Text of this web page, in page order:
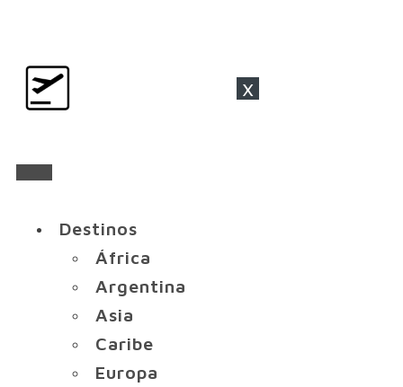
x
Destinos
África
Argentina
Asia
Caribe
Europa